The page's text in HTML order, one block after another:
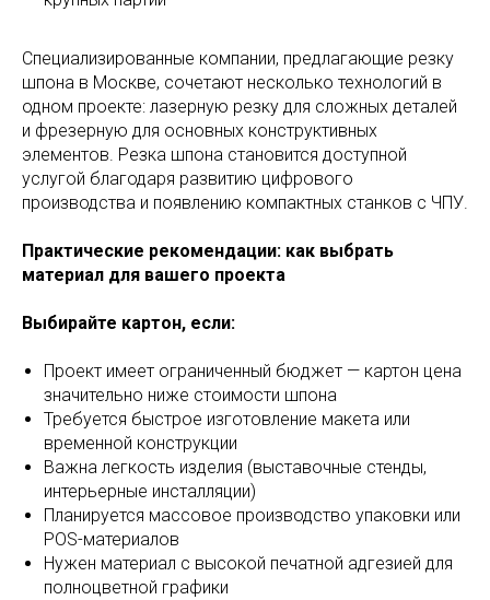
Специализированные компании, предлагающие резку
шпона в Москве, сочетают несколько технологий в
одном проекте: лазерную резку для сложных деталей
и фрезерную для основных конструктивных
элементов. Резка шпона становится доступной
услугой благодаря развитию цифрового
производства и появлению компактных станков с ЧПУ.
Практические рекомендации: как выбрать
материал для вашего проекта
Выбирайте картон, если:
Проект имеет ограниченный бюджет — картон цена
значительно ниже стоимости шпона
Требуется быстрое изготовление макета или
временной конструкции
Важна легкость изделия (выставочные стенды,
интерьерные инсталляции)
Планируется массовое производство упаковки или
POS-материалов
Нужен материал с высокой печатной адгезией для
полноцветной графики